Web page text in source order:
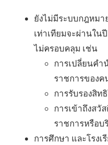
ยังไม่มีระบบกฎหม
เท่าเทียมจะผ่านใน
ไม่ครอบคลุม เช่น
การเปลี่ยนคำ
ราชการของค
การรับรองสิท
การเข้าถึงสวั
ราชการหรือบ
การศึกษา และโรง